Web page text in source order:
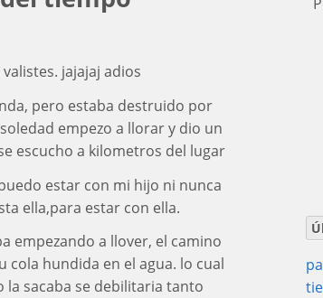
jajajaj adios
pero estaba destruido por
empezo a llorar y dio un
escucho a kilometros del lugar
estar con mi hijo ni nunca
ella,para estar con ella.
empezando a llover, el camino
cola hundida en el agua. lo cual
la sacaba se debilitaria tanto